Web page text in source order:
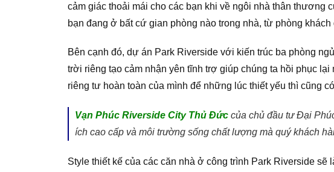
cảm giác thoải mái cho các bạn khi về ngôi nhà thân thương
bạn đang ở bất cứ gian phòng nào trong nhà, từ phòng khách
Bên cạnh đó, dự án Park Riverside với kiến trúc ba phòng
trời riêng tạo cảm nhận yên tĩnh trợ giúp chúng ta hồi phục
riêng tư hoàn toàn của mình để những lúc thiết yếu thì cũng
Vạn Phúc Riverside City Thủ Đức của chủ đầu tư Đại
ích cao cấp và môi trường sống chất lượng mà quý khách
Style thiết kế của các căn nhà ở công trình Park Riverside